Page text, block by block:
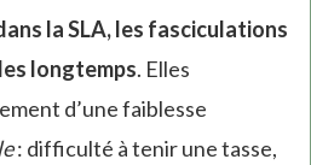
la SLA, les fasciculations
longtemps. Elles
d’une faiblesse
: difficulté à tenir une tasse,